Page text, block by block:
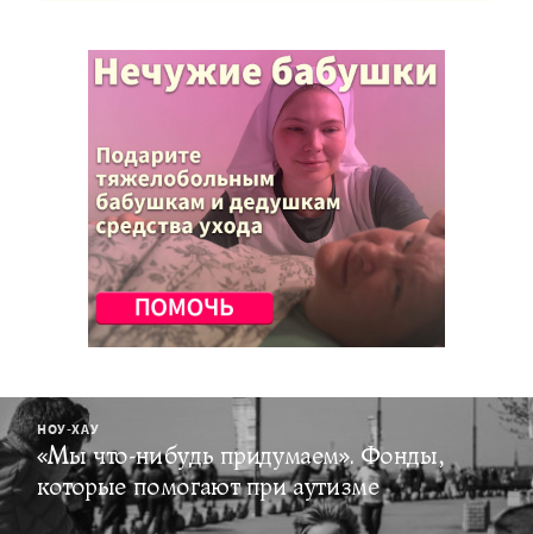
НОУ-ХАУ
«Мы что-нибудь придумаем». Фонды,
которые помогают при аутизме